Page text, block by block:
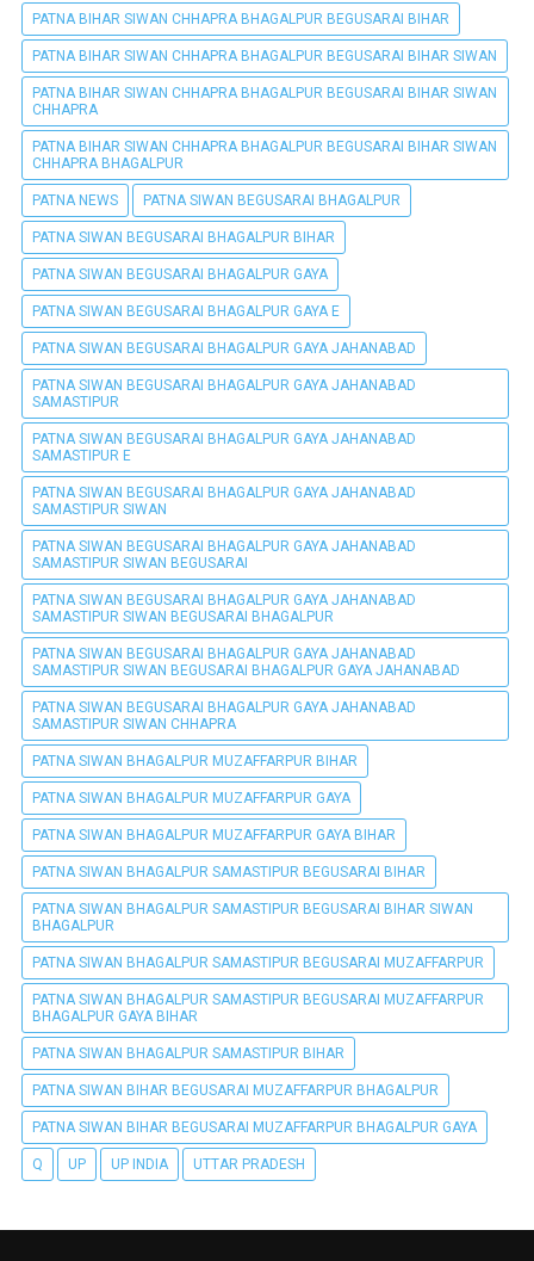
PATNA BIHAR SIWAN CHHAPRA BHAGALPUR BEGUSARAI BIHAR
PATNA BIHAR SIWAN CHHAPRA BHAGALPUR BEGUSARAI BIHAR SIWAN
PATNA BIHAR SIWAN CHHAPRA BHAGALPUR BEGUSARAI BIHAR SIWAN
CHHAPRA
PATNA BIHAR SIWAN CHHAPRA BHAGALPUR BEGUSARAI BIHAR SIWAN
CHHAPRA BHAGALPUR
PATNA NEWS PATNA SIWAN BEGUSARAI BHAGALPUR
PATNA SIWAN BEGUSARAI BHAGALPUR BIHAR
PATNA SIWAN BEGUSARAI BHAGALPUR GAYA
PATNA SIWAN BEGUSARAI BHAGALPUR GAYA E
PATNA SIWAN BEGUSARAI BHAGALPUR GAYA JAHANABAD
PATNA SIWAN BEGUSARAI BHAGALPUR GAYA JAHANABAD
SAMASTIPUR
PATNA SIWAN BEGUSARAI BHAGALPUR GAYA JAHANABAD
SAMASTIPUR E
PATNA SIWAN BEGUSARAI BHAGALPUR GAYA JAHANABAD
SAMASTIPUR SIWAN
PATNA SIWAN BEGUSARAI BHAGALPUR GAYA JAHANABAD
SAMASTIPUR SIWAN BEGUSARAI
PATNA SIWAN BEGUSARAI BHAGALPUR GAYA JAHANABAD
SAMASTIPUR SIWAN BEGUSARAI BHAGALPUR
PATNA SIWAN BEGUSARAI BHAGALPUR GAYA JAHANABAD
SAMASTIPUR SIWAN BEGUSARAI BHAGALPUR GAYA JAHANABAD
PATNA SIWAN BEGUSARAI BHAGALPUR GAYA JAHANABAD
SAMASTIPUR SIWAN CHHAPRA
PATNA SIWAN BHAGALPUR MUZAFFARPUR BIHAR
PATNA SIWAN BHAGALPUR MUZAFFARPUR GAYA
PATNA SIWAN BHAGALPUR MUZAFFARPUR GAYA BIHAR
PATNA SIWAN BHAGALPUR SAMASTIPUR BEGUSARAI BIHAR
PATNA SIWAN BHAGALPUR SAMASTIPUR BEGUSARAI BIHAR SIWAN
BHAGALPUR
PATNA SIWAN BHAGALPUR SAMASTIPUR BEGUSARAI MUZAFFARPUR
PATNA SIWAN BHAGALPUR SAMASTIPUR BEGUSARAI MUZAFFARPUR
BHAGALPUR GAYA BIHAR
PATNA SIWAN BHAGALPUR SAMASTIPUR BIHAR
PATNA SIWAN BIHAR BEGUSARAI MUZAFFARPUR BHAGALPUR
PATNA SIWAN BIHAR BEGUSARAI MUZAFFARPUR BHAGALPUR GAYA
Q UP UP INDIA UTTAR PRADESH